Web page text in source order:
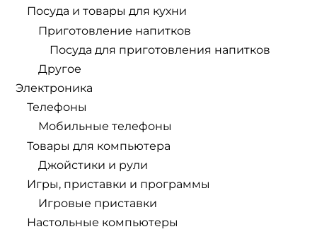
Посуда и товары для кухни
Приготовление напитков
Посуда для приготовления напитков
Другое
Электроника
Телефоны
Мобильные телефоны
Товары для компьютера
Джойстики и рули
Игры, приставки и программы
Игровые приставки
Настольные компьютеры